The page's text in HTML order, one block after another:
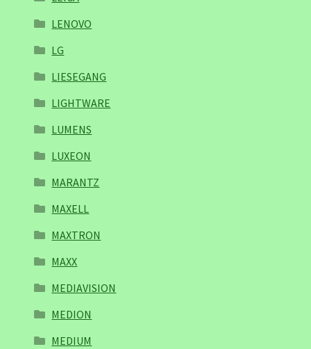
LENOVO
LG
LIESEGANG
LIGHTWARE
LUMENS
LUXEON
MARANTZ
MAXELL
MAXTRON
MAXX
MEDIAVISION
MEDION
MEDIUM